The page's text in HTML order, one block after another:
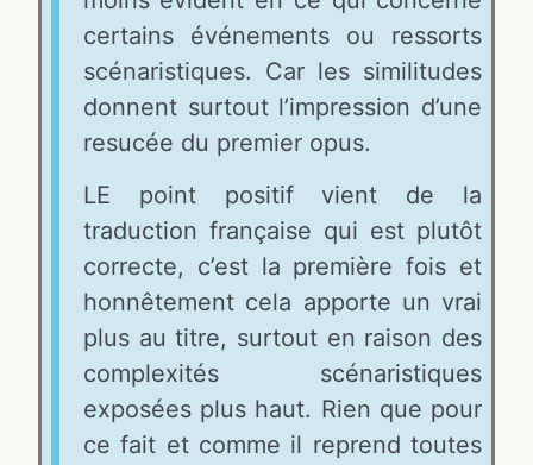
certains événements ou ressorts
scénaristiques. Car les similitudes
donnent surtout l’impression d’une
resucée du premier opus.
LE point positif vient de la
traduction française qui est plutôt
correcte, c’est la première fois et
honnêtement cela apporte un vrai
plus au titre, surtout en raison des
complexités scénaristiques
exposées plus haut. Rien que pour
ce fait et comme il reprend toutes